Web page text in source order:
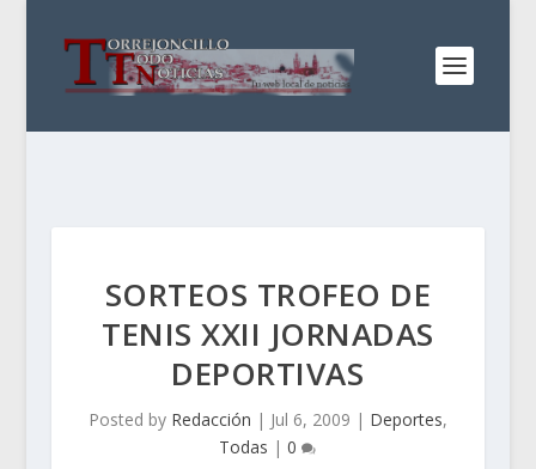
SORTEOS TROFEO DE
TENIS XXII JORNADAS
DEPORTIVAS
Posted by Redacción | Jul 6, 2009 | Deportes,
Todas |0